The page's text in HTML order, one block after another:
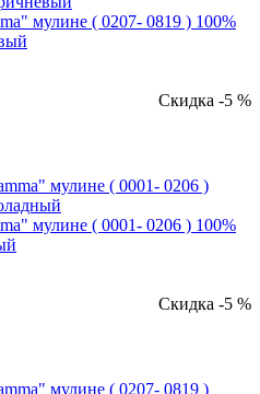
мулине ( 0207- 0819 ) 100%
Скидка -5 %
мулине ( 0001- 0206 ) 100%
Скидка -5 %